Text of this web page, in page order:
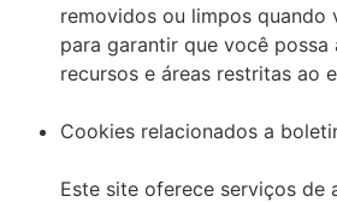
removidos ou limpos quando
para garantir que você possa
recursos e áreas restritas ao
Cookies relacionados a
Este site oferece serviços de